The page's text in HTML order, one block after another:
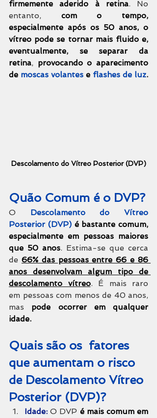
firmemente aderido à retina. No
entanto, com o tempo,
especialmente após os 50 anos, o
vítreo pode se tornar mais fluido e,
eventualmente, se separar da
retina, provocando o aparecimento
de moscas volantes e flashes de luz.
Descolamento do Vítreo Posterior (DVP)
Quão Comum é o DVP?
O Descolamento do Vítreo
Posterior (DVP) é bastante comum,
especialmente em pessoas maiores
que 50 anos. Estima-se que cerca
de 66% das pessoas entre 66 e 86
anos desenvolvam algum tipo de
descolamento vítreo. É mais raro
em pessoas com menos de 40 anos,
mas pode ocorrer em qualquer
idade.
Quais são os  fatores
que aumentam o risco
de Descolamento Vítreo
Posterior (DVP)?
Idade: O DVP é mais comum em